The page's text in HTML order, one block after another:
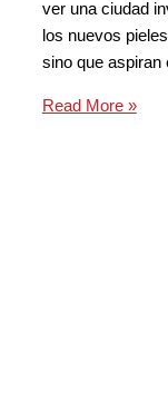
ver una ciudad
los nuevos
sino que aspiran
Read More »